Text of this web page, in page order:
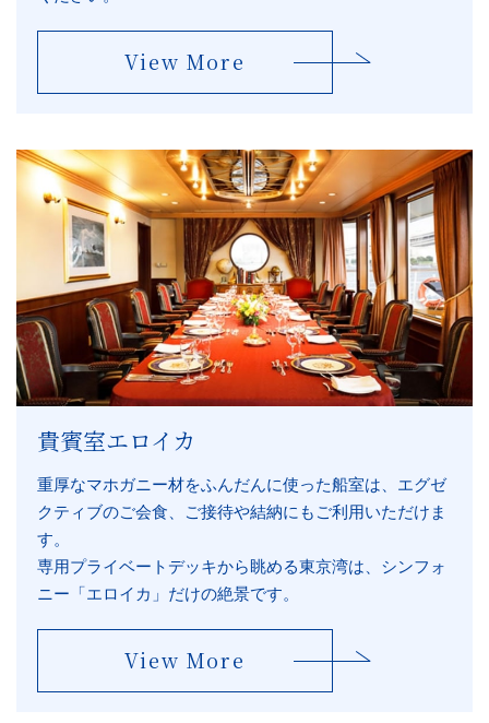
View More
貴賓室エロイカ
重厚なマホガニー材をふんだんに使った船室は、エグゼ
クティブのご会食、ご接待や結納にもご利用いただけま
す。
専用プライベートデッキから眺める東京湾は、シンフォ
ニー「エロイカ」だけの絶景です。
View More